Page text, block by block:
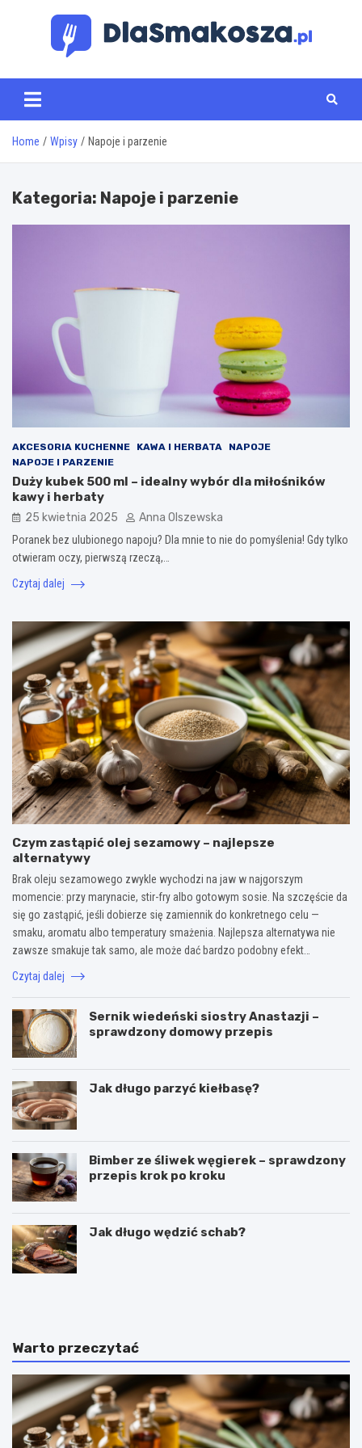
www.dlasmakosza.pl
Home Wpisy Napoje i parzenie
Kategoria: Napoje i parzenie
AKCESORIA KUCHENNE KAWA I HERBATA
NAPOJE
NAPOJE I PARZENIE
Duży kubek 500 ml – idealny wybór dla miłośników
kawy i herbaty
25 kwietnia 2025 Anna Olszewska
Poranek bez ulubionego napoju? Dla mnie to nie do pomyślenia! Gdy tylko
otwieram oczy, pierwszą rzeczą,…
Czytaj dalej
Czym zastąpić olej sezamowy – najlepsze
alternatywy
Brak oleju sezamowego zwykle wychodzi na jaw w najgorszym
momencie: przy marynacie, stir-fry albo gotowym sosie. Na szczęście da
się go zastąpić, jeśli dobierze się zamiennik do konkretnego celu —
smaku, aromatu albo temperatury smażenia. Najlepsza alternatywa nie
zawsze smakuje tak samo, ale może dać bardzo podobny efekt…
Czytaj dalej
Sernik wiedeński siostry Anastazji –
sprawdzony domowy przepis
Jak długo parzyć kiełbasę?
Bimber ze śliwek węgierek – sprawdzony
przepis krok po kroku
Jak długo wędzić schab?
C
l
a
r
e
t
k
i
P
r
k
i
d
o
l
o
Warto przeczytać